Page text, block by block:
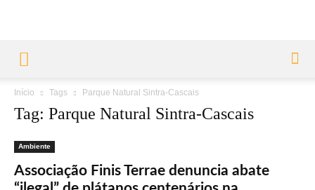
Início Tags Parque Natural Sintra-Cascais
Tag: Parque Natural Sintra-Cascais
Ambiente
Associação Finis Terrae denuncia abate